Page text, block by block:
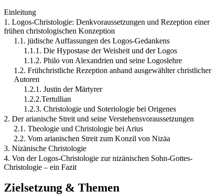
Einleitung
1. Logos-Christologie: Denkvoraussetzungen und Rezeption einer
frühen christologischen Konzeption
1.1. jüdische Auffassungen des Logos-Gedankens
1.1.1. Die Hypostase der Weisheit und der Logos
1.1.2. Philo von Alexandrien und seine Logoslehre
1.2. Frühchristliche Rezeption anhand ausgewählter christlicher
Autoren
1.2.1. Justin der Märtyrer
1.2.2.Tertullian
1.2.3. Christologie und Soteriologie bei Origenes
2. Der arianische Streit und seine Verstehensvoraussetzungen
2.1. Theologie und Christologie bei Arius
2.2. Vom arianischen Streit zum Konzil von Nizäa
3. Nizänische Christologie
4. Von der Logos-Christologie zur nizänischen Sohn-Gottes-
Christologie – ein Fazit
Zielsetzung & Themen